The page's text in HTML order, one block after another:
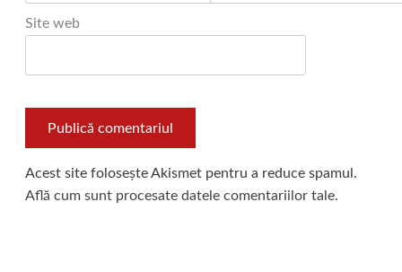
Site web
Acest site folosește Akismet pentru a reduce spamul.
Află cum sunt procesate datele comentariilor tale.